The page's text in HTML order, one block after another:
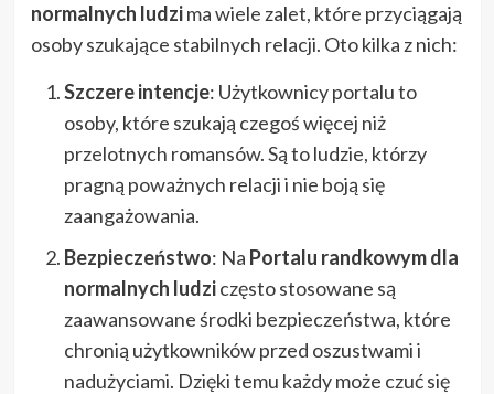
normalnych ludzima wiele zalet, które przyciągają
osoby szukające stabilnych relacji. Oto kilka z nich:
Szczere intencje: Użytkownicy portalu to
osoby, które szukają czegoś więcej niż
przelotnych romansów. Są to ludzie, którzy
pragną poważnych relacji i nie boją się
zaangażowania.
Bezpieczeństwo: Na Portalu randkowym dla
normalnych ludziczęsto stosowane są
zaawansowane środki bezpieczeństwa, które
chronią użytkowników przed oszustwami i
nadużyciami. Dzięki temu każdy może czuć się